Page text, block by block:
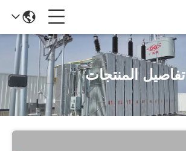
تفاصيل المنتجات